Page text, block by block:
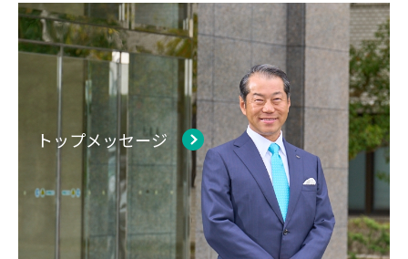
トップメッセージ